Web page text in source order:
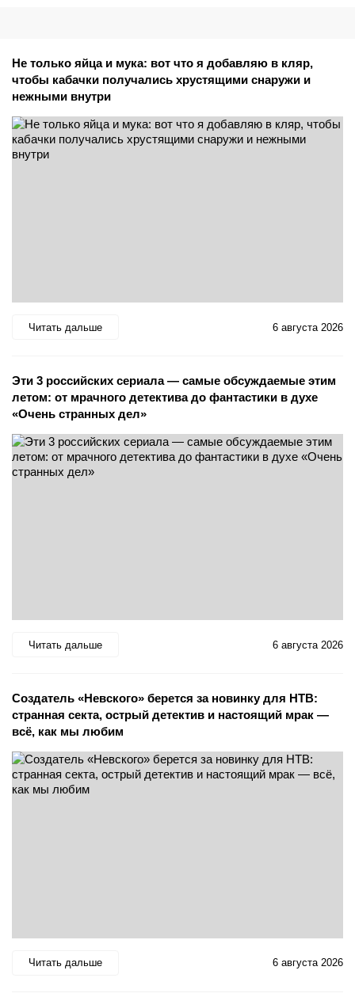
Не только яйца и мука: вот что я добавляю в кляр,
чтобы кабачки получались хрустящими снаружи и
нежными внутри
Читать дальше 6 августа 2026
Эти 3 российских сериала — самые обсуждаемые этим
летом: от мрачного детектива до фантастики в духе
«Очень странных дел»
Читать дальше 6 августа 2026
Создатель «Невского» берется за новинку для НТВ:
странная секта, острый детектив и настоящий мрак —
всё, как мы любим
Читать дальше 6 августа 2026